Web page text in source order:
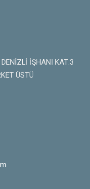
İŞHANI KAT:3
ÜSTÜ